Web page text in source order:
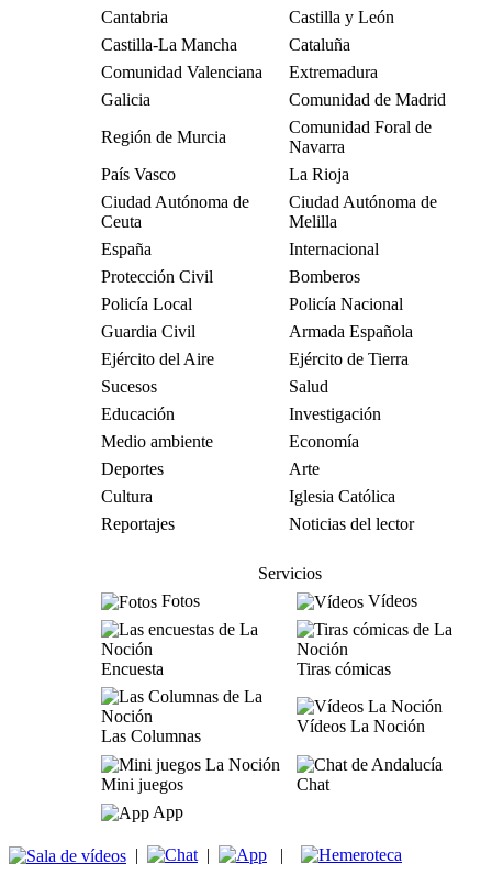
Cantabria
Castilla y León
Castilla-La Mancha
Cataluña
Comunidad Valenciana
Extremadura
Galicia
Comunidad de Madrid
Región de Murcia
Comunidad Foral de
Navarra
País Vasco
La Rioja
Ciudad Autónoma de
Ceuta
Ciudad Autónoma de
Melilla
España
Internacional
Protección Civil
Bomberos
Policía Local
Policía Nacional
Guardia Civil
Armada Española
Ejército del Aire
Ejército de Tierra
Sucesos
Salud
Educación
Investigación
Medio ambiente
Economía
Deportes
Arte
Cultura
Iglesia Católica
Reportajes
Noticias del lector
Servicios
Fotos
Vídeos
Encuesta Tiras cómicas
Las Columnas
Vídeos La Noción
Mini juegos
Chat
App
| | |